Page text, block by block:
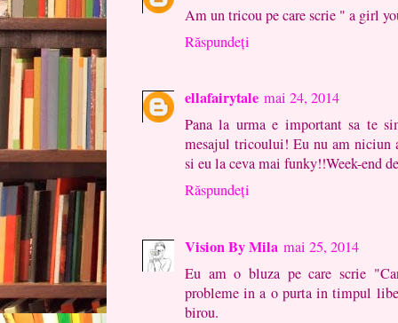
Am un tricou pe care scrie " a girl
Răspundeți
ellafairytale mai 24, 2014
Pana la urma e important sa te
mesajul tricoului! Eu nu am niciun
si eu la ceva mai funky!!Week-end
Răspundeți
Vision By Mila mai 25, 2014
Eu am o bluza pe care scrie
probleme in a o purta in timpul
birou.